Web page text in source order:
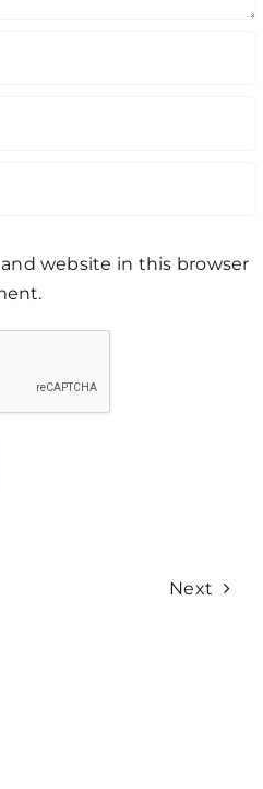
website in this browser
Next